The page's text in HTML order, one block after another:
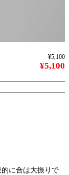
¥5,100
¥5,100
に合は大振りで